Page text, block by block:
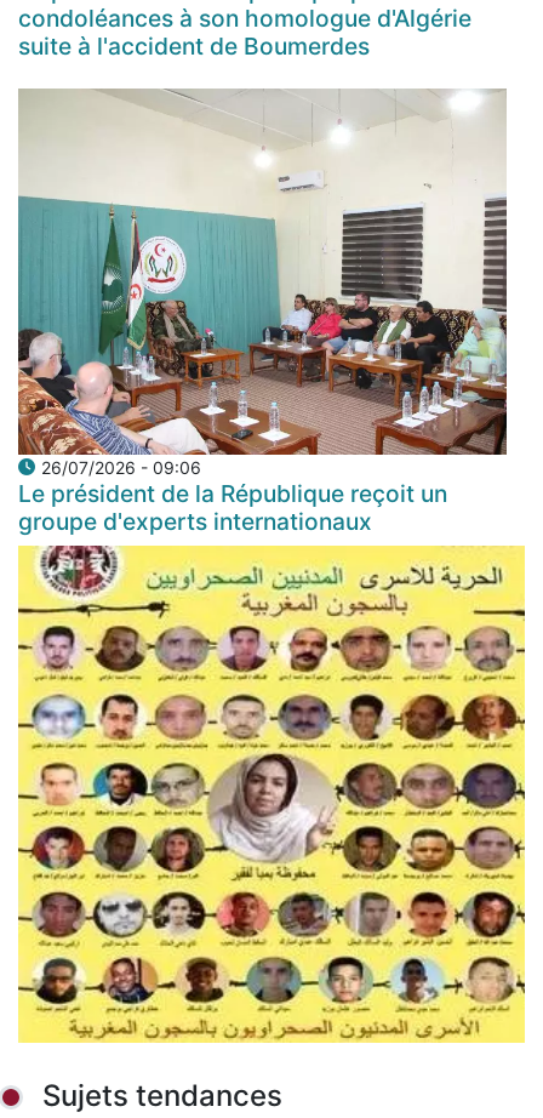
condoléances à son homologue d'Algérie
suite à l'accident de Boumerdes
26/07/2026 - 09:06
Le président de la République reçoit un
groupe d'experts internationaux
Sujets tendances